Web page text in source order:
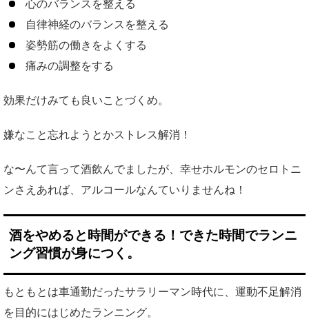
心のバランスを整える
自律神経のバランスを整える
姿勢筋の働きをよくする
痛みの調整をする
効果だけみても良いことづくめ。
嫌なこと忘れようとかストレス解消！
な〜んて言って酒飲んでましたが、幸せホルモンのセロトニ
ンさえあれば、アルコールなんていりませんね！
酒をやめると時間ができる！できた時間でランニ
ング習慣が身につく。
もともとは車通勤だったサラリーマン時代に、運動不足解消
を目的にはじめたランニング。